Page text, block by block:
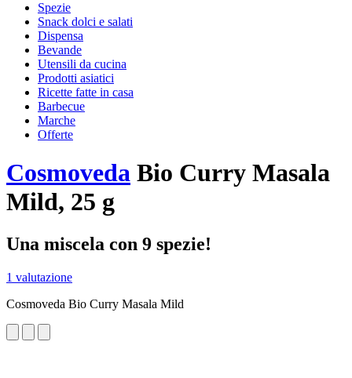
Spezie
Snack dolci e salati
Dispensa
Bevande
Utensili da cucina
Prodotti asiatici
Ricette fatte in casa
Barbecue
Marche
Offerte
Cosmoveda Bio Curry Masala
Mild, 25 g
Una miscela con 9 spezie!
1 valutazione
Cosmoveda Bio Curry Masala Mild